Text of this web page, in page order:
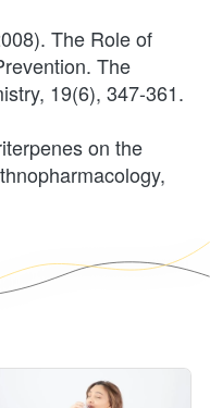
The Role of
The
19(6), 347-361.
on the